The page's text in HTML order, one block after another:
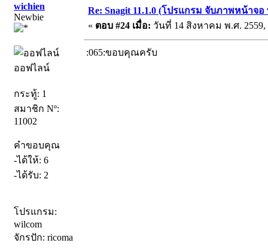
wichien
Newbie
ออฟไลน์
กระทู้: 1
สมาชิก Nº:
11002
คำขอบคุณ
-ได้ให้: 6
-ได้รับ: 2
โปรแกรม:
wilcom
จักรปัก: ricoma
Re: Snagit 11.1.0 (โปรแกรม จับภาพหน้าจ
« ตอบ #24 เมื่อ: วันที่ 14 สิงหาคม พ.ศ. 2559,
:065:ขอบคุณครับ